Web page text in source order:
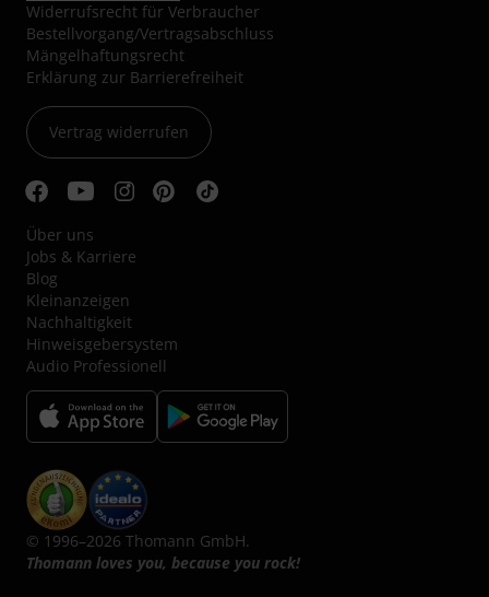
Widerrufsrecht für Verbraucher
Bestellvorgang/Vertragsabschluss
Mängelhaftungsrecht
Erklärung zur Barrierefreiheit
Vertrag widerrufen
Über uns
Jobs & Karriere
Blog
Kleinanzeigen
Nachhaltigkeit
Hinweisgebersystem
Audio Professionell
© 1996–2026 Thomann GmbH.
Thomann loves you, because you rock!